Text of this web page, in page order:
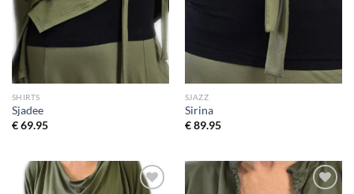
SHIRTS
Sjadee
€69.95
SJAZZ
Sirina
€89.95